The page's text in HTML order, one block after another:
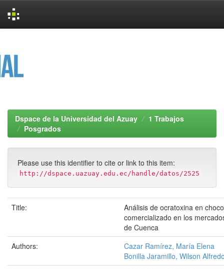
Dspace de la Universidad del Azuay
1 Trabajos
Posgrados
Please use this identifier to cite or link to this item:
http://dspace.uazuay.edu.ec/handle/datos/2525
Title:
Análisis de ocratoxina en
comercializado en los
de Cuenca
Authors:
Cazar Ramírez, María Elena
Bonilla Jaramillo, Wilson